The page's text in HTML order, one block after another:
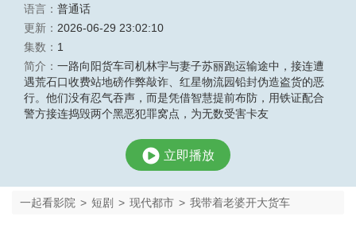
语言： 普通话
更新： 2026-06-29 23:02:10
集数： 1
简介： 一路向阳货车司机林宇与妻子苏丽跑运输途中，接连遭
遇荒石口收费站地磅作弊敲诈、红星物流园铅封伪造盗货的恶
行。他们没有忍气吞声，而是凭借智慧提前布防，用铁证配合
警方接连捣毁两个黑恶犯罪窝点，为无数受害卡友
立即播放
一起看影院 > 短剧 > 现代都市 > 我带着老婆开大货车